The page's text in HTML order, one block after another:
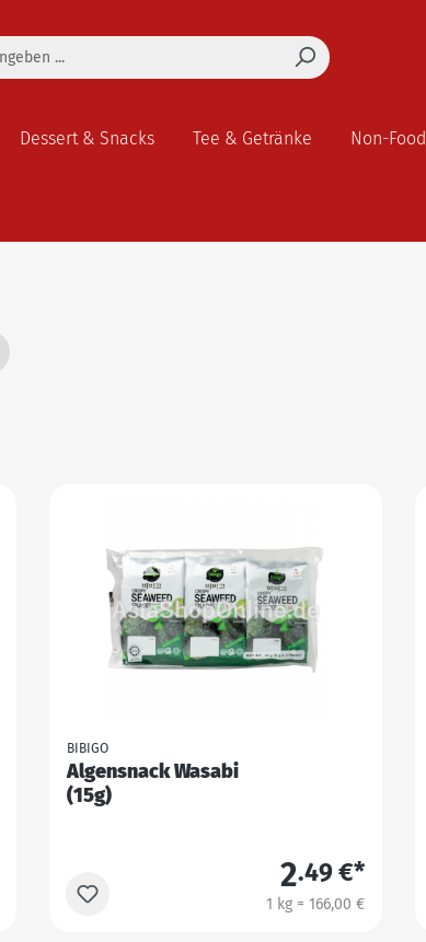
Dessert & Snacks Tee & Getränke Non-Food
BIBIGO
Algensnack Wasabi
(15g)
2.49 €*
1 kg = 166,00 €